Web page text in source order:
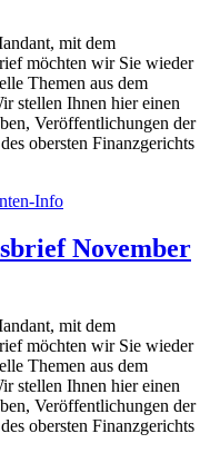
mit dem
möchten wir Sie wieder
Themen aus dem
stellen Ihnen hier einen
Veröffentlichungen der
obersten Finanzgerichts
Info
November
mit dem
möchten wir Sie wieder
Themen aus dem
stellen Ihnen hier einen
Veröffentlichungen der
obersten Finanzgerichts